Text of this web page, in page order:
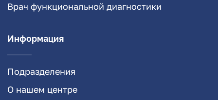
Врач функциональной диагностики
Информация
Подразделения
О нашем центре